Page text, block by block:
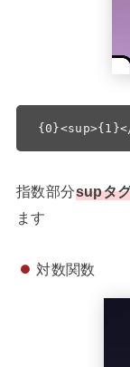
指数部分supタ
ます
対数関数